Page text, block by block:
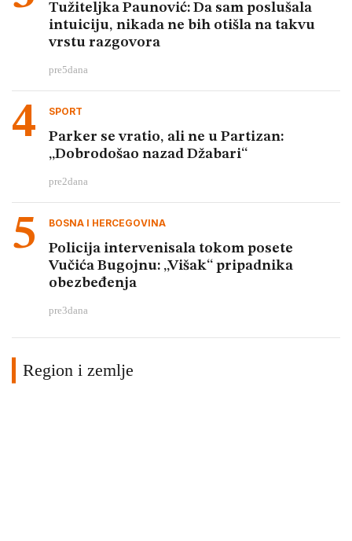
Tužiteljka Paunović: Da sam poslušala
intuiciju, nikada ne bih otišla na takvu
vrstu razgovora
pre5dana
SPORT
Parker se vratio, ali ne u Partizan:
„Dobrodošao nazad Džabari“
pre2dana
BOSNA I HERCEGOVINA
Policija intervenisala tokom posete
Vučića Bugojnu: „Višak“ pripadnika
obezbeđenja
pre3dana
Region i zemlje